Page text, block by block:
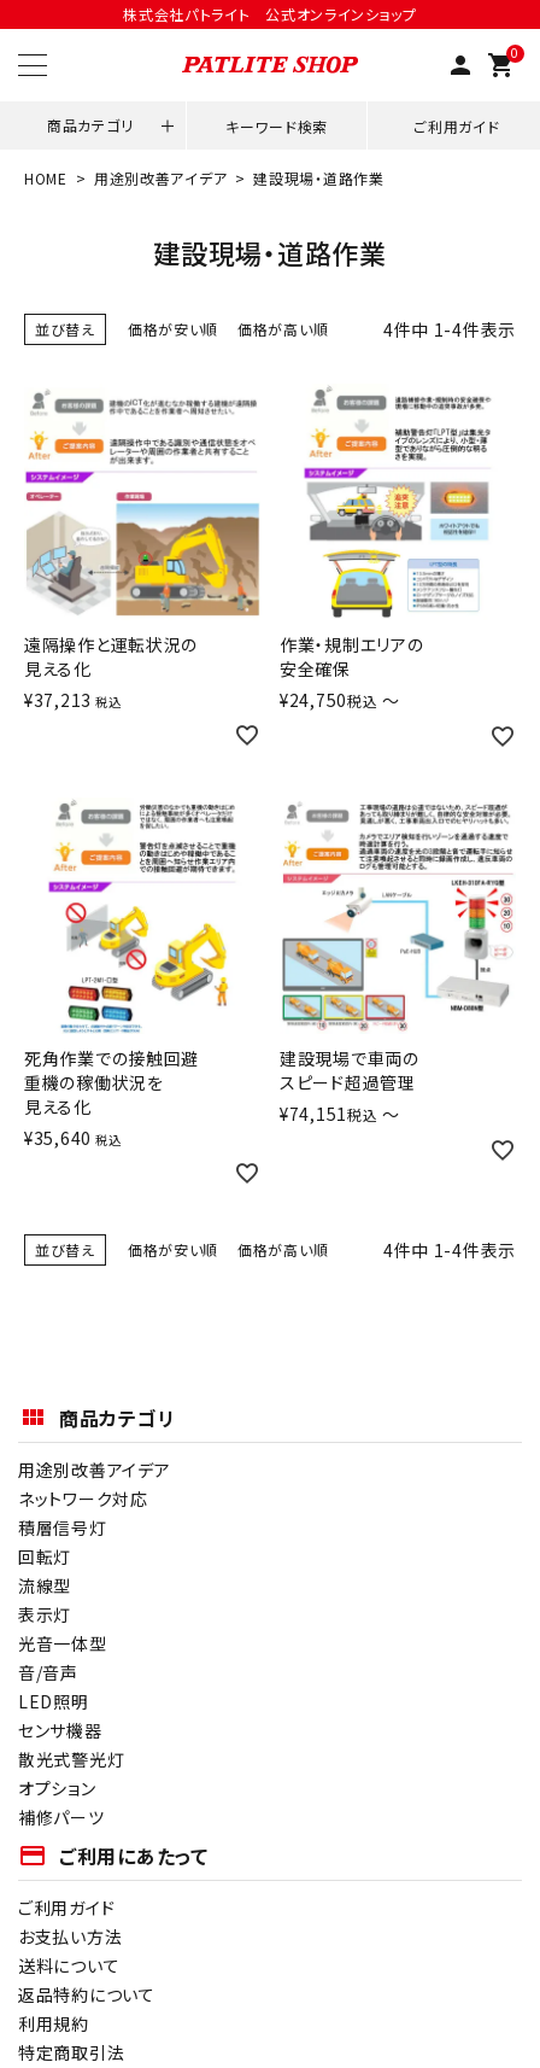
株式会社パトライト 公式オンラインショップ
person 0
shopping_cart
商品カテゴリ キーワード検索 ご利用ガイド
用途別改善アイデア
ネットワーク対応
積層信号灯
回転灯
流線型
光音一体型
音/音声
LED照明
センサ機器
散光式警光灯
オプション
製品選定の仕方
HOME 用途別改善アイデア 建設現場・道路作業
建設現場・道路作業
並び替え 価格が安い順 価格が高い順 4件中 1-4件表示
遠隔操作と運転状況の
見える化
¥37,213 税込
作業・規制エリアの
安全確保
¥24,750税込 〜
死角作業での接触回避
重機の稼働状況を
見える化
¥35,640 税込
建設現場で車両の
スピード超過管理
¥74,151税込 〜
並び替え 価格が安い順 価格が高い順 4件中 1-4件表示
商品カテゴリ
用途別改善アイデア
ネットワーク対応
積層信号灯
回転灯
流線型
表示灯
光音一体型
音/音声
LED照明
センサ機器
散光式警光灯
オプション
補修パーツ
payment ご利用にあたって
ご利用ガイド
お支払い方法
送料について
返品特約について
利用規約
特定商取引法